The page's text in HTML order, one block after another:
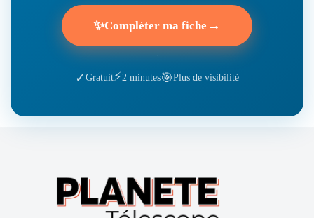
✨Compléter ma fiche →
✓ Gratuit⚡2 minutes🎯Plus de visibilité